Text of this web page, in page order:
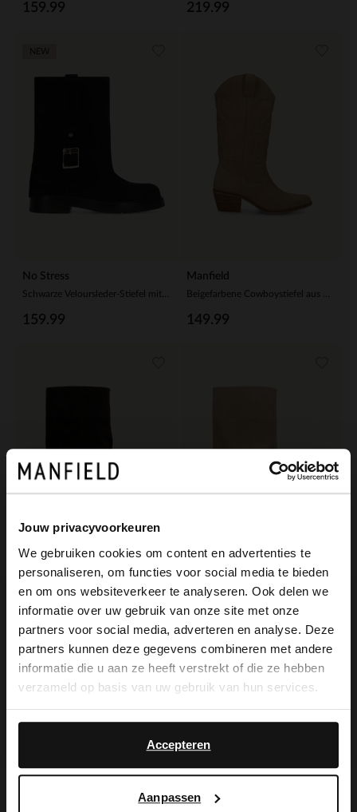
Jouw privacyvoorkeuren
We gebruiken cookies om content en advertenties te
personaliseren, om functies voor social media te bieden
en om ons websiteverkeer te analyseren. Ook delen we
informatie over uw gebruik van onze site met onze
partners voor social media, adverteren en analyse. Deze
partners kunnen deze gegevens combineren met andere
informatie die u aan ze heeft verstrekt of die ze hebben
verzameld op basis van uw gebruik van hun services.
Accepteren
Aanpassen
159.99 219.99
No Stress
159.99
Manfield
149.99
Manfield
199.99
Manfield
199.99
-30%
-10% EXTRA
×
View this website in English?
It looks like your language isn't Dutch. Would
you like to switch to English?
English